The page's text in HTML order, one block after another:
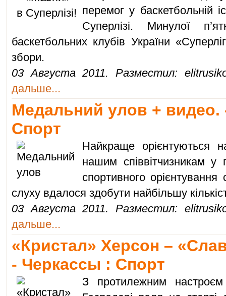
перемог у баскетбольній
Суперлізі. Минулої
баскетбольних клубів України
збори.
03 Августа 2011. Разместил:
дальше...
Медальний улов + видео.
Спорт
Найкраще орієнтуються
нашим співвітчизникам у
спортивного
слуху вдалося здобути найбільшу
03 Августа 2011. Разместил:
дальше...
«Кристал» Херсон –
- Черкассы : Спорт
З протилежним